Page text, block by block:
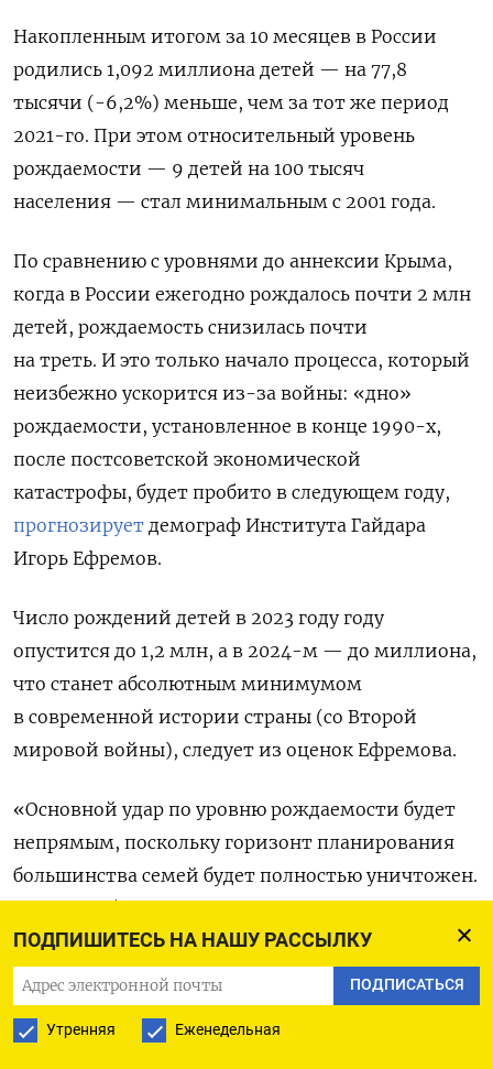
ПОДПИШИТЕСЬ НА НАШУ РАССЫЛКУ
ПОДПИСАТЬСЯ
Утренняя Еженедельная
Накопленным итогом за 10 месяцев в России
родились 1,092 миллиона детей — на 77,8
тысячи (-6,2%) меньше, чем за тот же период
2021-го. При этом относительный уровень
рождаемости — 9 детей на 100 тысяч
населения — стал минимальным с 2001 года.
По сравнению с уровнями до аннексии Крыма,
когда в России ежегодно рождалось почти 2 млн
детей, рождаемость снизилась почти
на треть. И это только начало процесса, который
неизбежно ускорится из-за войны: «дно»
рождаемости, установленное в конце 1990-х,
после постсоветской экономической
катастрофы, будет пробито в следующем году,
прогнозирует демограф Института Гайдара
Игорь Ефремов.
Число рождений детей в 2023 году году
опустится до 1,2 млн, а в 2024-м — до миллиона,
что станет абсолютным минимумом
в современной истории страны (со Второй
мировой войны), следует из оценок Ефремова.
«Основной удар по уровню рождаемости будет
непрямым, поскольку горизонт планирования
большинства семей будет полностью уничтожен.
И эффект будет тем сильнее, чем дольше
продлится мобилизация», — говорит демограф
(его цитируетBloomberg).